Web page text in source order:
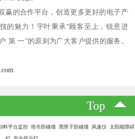
赢的合作平台，创造更多更好的电子产
的魅力！宇叶秉承“顾客至上，锐意进
第 一”的原则为广大客户提供的服务。
Top
料平台监控 塔吊防碰撞 黑匣子防碰撞 风速仪 太阳能障碍